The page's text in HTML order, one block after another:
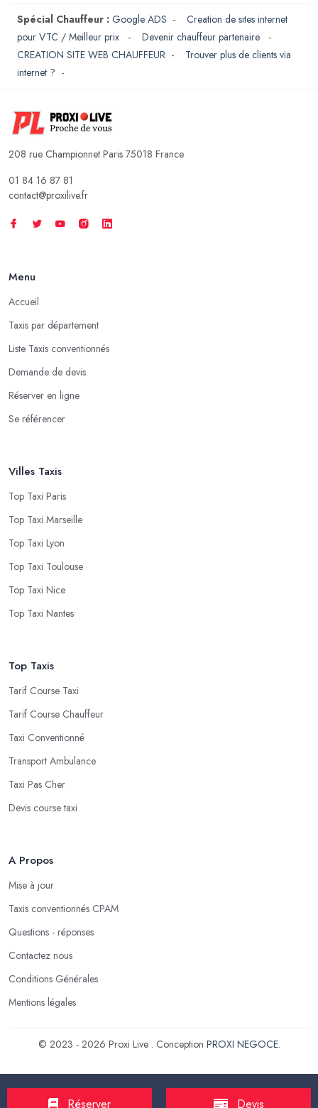
Spécial Chauffeur : Google ADS - Creation de sites internet
pour VTC / Meilleur prix
- Devenir chauffeur partenaire
-
CREATION SITE WEB CHAUFFEUR - Trouver plus de clients via
internet ? -
208 rue Championnet Paris 75018 France
01 84 16 87 81
contact@proxilive.fr
Menu
Accueil
Taxis par département
Liste Taxis conventionnés
Demande de devis
Réserver en ligne
Se référencer
Villes Taxis
Top Taxi Paris
Top Taxi Marseille
Top Taxi Lyon
Top Taxi Toulouse
Top Taxi Nice
Top Taxi Nantes
Top Taxis
Tarif Course Taxi
Tarif Course Chauffeur
Taxi Conventionné
Transport Ambulance
Taxi Pas Cher
Devis course taxi
A Propos
Mise à jour
Taxis conventionnés CPAM
Questions - réponses
Contactez nous
Conditions Générales
Mentions légales
© 2023 - 2026 Proxi Live . Conception PROXI NEGOCE.
Réserver Devis